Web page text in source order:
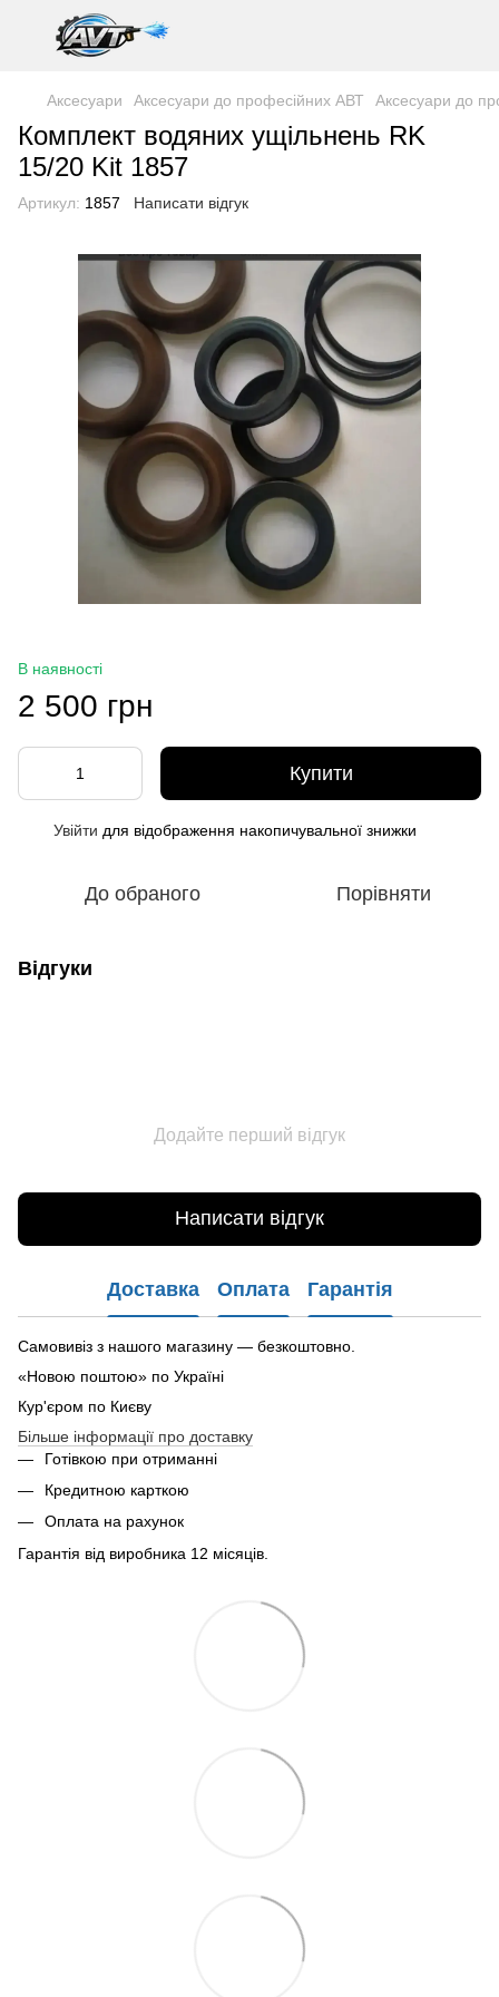
Аксесуари Аксесуари до професійних АВТ Аксесуари до
Комплект водяних ущільнень RK
15/20 Kit 1857
Артикул: 1857 Написати відгук
В наявності
2 500 грн
Купити
Увійти для відображення накопичувальної знижки
До обраного Порівняти
Відгуки
Додайте перший відгук
Написати відгук
Доставка Оплата Гарантія
Самовивіз з нашого магазину — безкоштовно.
«Новою поштою» по Україні
Кур'єром по Києву
Більше інформації про доставку
Готівкою при отриманні
Кредитною карткою
Оплата на рахунок
Гарантія від виробника 12 місяців.